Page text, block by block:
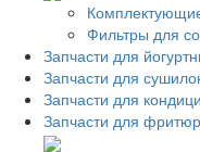
Фильтры для
Запчасти для
Запчасти для
Запчасти для
Запчасти для